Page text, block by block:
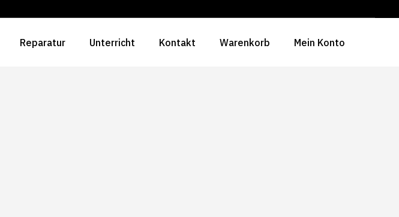
Reparatur Unterricht Kontakt Warenkorb Mein Konto